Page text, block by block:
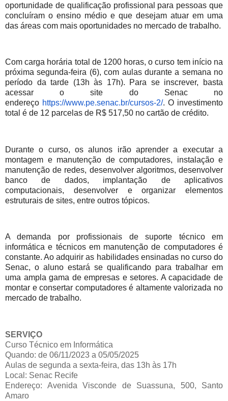
oportunidade de qualificação profissional para pessoas que
concluíram o ensino médio e que desejam atuar em uma
das áreas com mais oportunidades no mercado de trabalho.
Com carga horária total de 1200 horas, o curso tem início na
próxima segunda-feira (6), com aulas durante a semana no
período da tarde (13h às 17h). Para se inscrever, basta
acessar o site do Senac no
endereço https://www.pe.senac.br/cursos-2/. O investimento
total é de 12 parcelas de R$ 517,50 no cartão de crédito.
Durante o curso, os alunos irão aprender a executar a
montagem e manutenção de computadores, instalação e
manutenção de redes, desenvolver algoritmos, desenvolver
banco de dados, implantação de aplicativos
computacionais, desenvolver e organizar elementos
estruturais de sites, entre outros tópicos.
A demanda por profissionais de suporte técnico em
informática e técnicos em manutenção de computadores é
constante. Ao adquirir as habilidades ensinadas no curso do
Senac, o aluno estará se qualificando para trabalhar em
uma ampla gama de empresas e setores. A capacidade de
montar e consertar computadores é altamente valorizada no
mercado de trabalho.
SERVIÇO
Curso Técnico em Informática
Quando: de 06/11/2023 a 05/05/2025
Aulas de segunda a sexta-feira, das 13h às 17h
Local: Senac Recife
Endereço: Avenida Visconde de Suassuna, 500, Santo
Amaro